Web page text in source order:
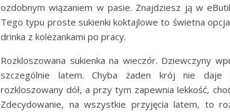
ozdobnym wiązaniem w pasie. Znajdziesz ją w
Tego typu proste sukienki koktajlowe to świetna
drinka z koleżankami po pracy.
Rozkloszowana sukienka na wieczór. Dziewczyny
szczególnie latem. Chyba żaden krój nie
rozkloszowany dół, a przy tym zapewnia lekkość,
Zdecydowanie, na wszystkie przyjęcia latem, to